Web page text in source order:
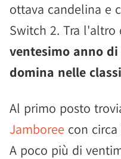
ottava candelina e
Switch 2. Tra l'altro
ventesimo anno
domina nelle
Al primo posto
Jamboree con
A poco più di